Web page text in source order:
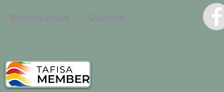
Mentions légales Questions